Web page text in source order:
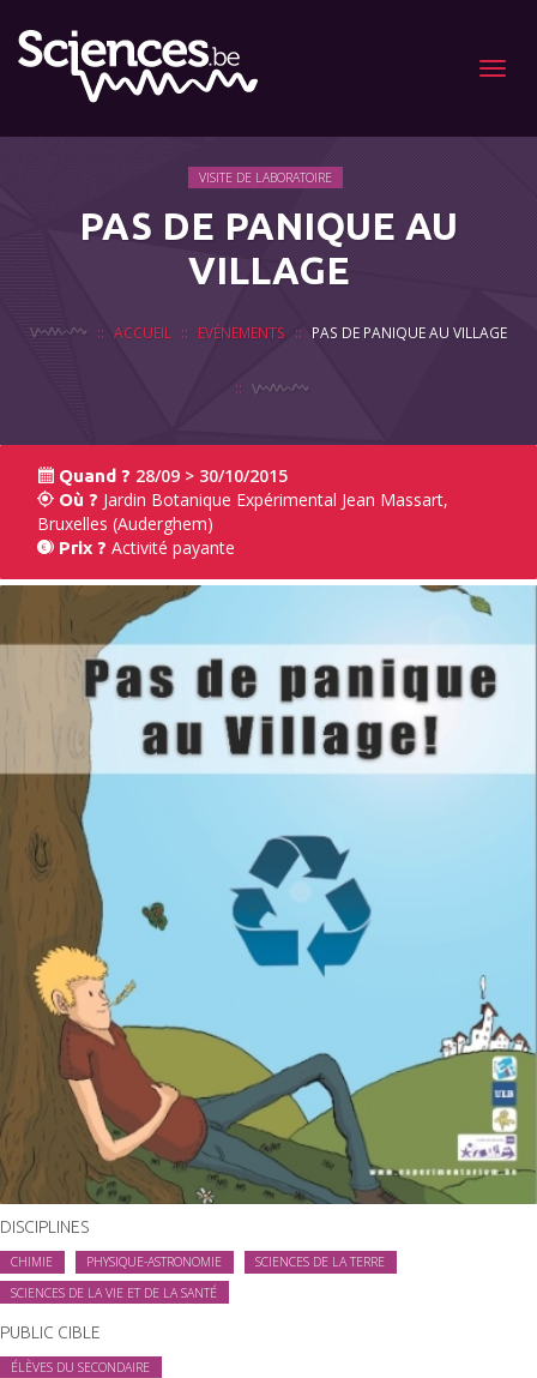
Menu
VISITE DE LABORATOIRE
PAS DE PANIQUE AU
VILLAGE
ACCUEIL EVÉNEMENTS PAS DE PANIQUE AU VILLAGE
Quand ? 28/09 > 30/10/2015
Où ? Jardin Botanique Expérimental Jean Massart,
Bruxelles (Auderghem)
Prix ? Activité payante
DISCIPLINES
CHIMIE PHYSIQUE-ASTRONOMIE
SCIENCES DE LA TERRE
SCIENCES DE LA VIE ET DE LA SANTÉ
PUBLIC CIBLE
ÉLÈVES DU SECONDAIRE